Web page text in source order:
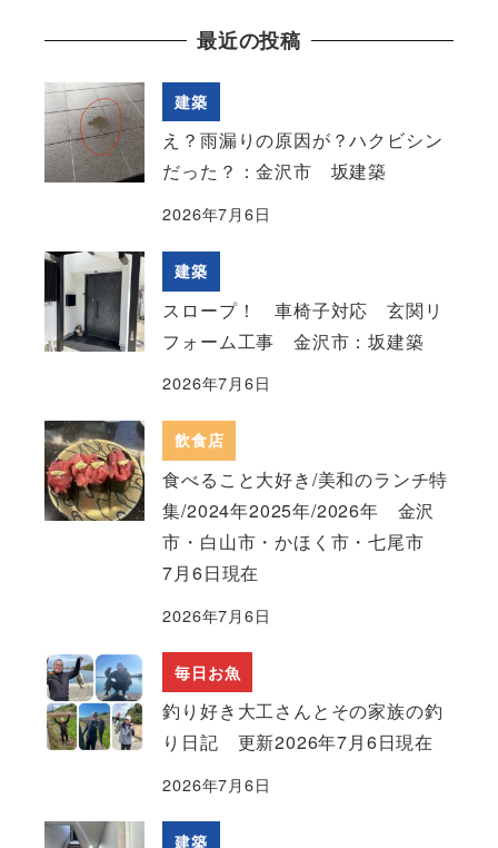
最近の投稿
建築
え？雨漏りの原因が？ハクビシン
だった？：金沢市 坂建築
2026年7月6日
建築
スロープ！ 車椅子対応 玄関リ
フォーム工事 金沢市：坂建築
2026年7月6日
飲食店
食べること大好き/美和のランチ特
集/2024年2025年/2026年 金沢
市・白山市・かほく市・七尾市
7月6日現在
2026年7月6日
毎日お魚
釣り好き大工さんとその家族の釣
り日記 更新2026年7月6日現在
2026年7月6日
建築